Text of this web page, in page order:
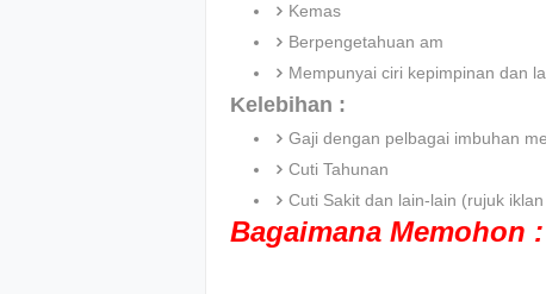
Kemas
Berpengetahuan am
Mempunyai ciri kepimpinan dan
Kelebihan :
Gaji dengan pelbagai imbuhan
Cuti Tahunan
Cuti Sakit dan lain-lain (rujuk
Bagaimana Memohon :